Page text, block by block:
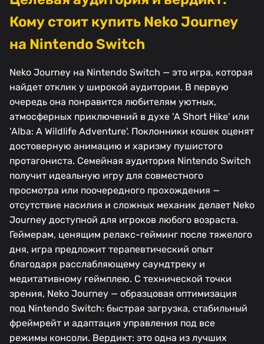
Кому стоит купить Neko Journey
на Nintendo Switch
Neko Journey на Nintendo Switch — это игра, которая
найдет отклик у широкой аудитории. В первую
очередь она понравится любителям уютных,
атмосферных приключений в духе 'A Short Hike' или
'Alba: A Wildlife Adventure'. Поклонники кошек оценят
достоверную анимацию и харизму пушистого
протагониста. Семейная аудитория Nintendo Switch
получит идеальную игру для совместного
просмотра или поочередного прохождения —
отсутствие насилия и сложных механик делает Neko
Journey доступной для игроков любого возраста.
Геймерам, ценящим релакс-гейминг после тяжелого
дня, игра предложит терапевтический опыт
благодаря расслабляющему саундтреку и
медитативному геймплею. С технической точки
зрения, Neko Journey — образцовая оптимизация
под Nintendo Switch: быстрая загрузка, стабильный
фреймрейт и адаптация управления под все
режимы консоли. Вердикт: это одна из лучших